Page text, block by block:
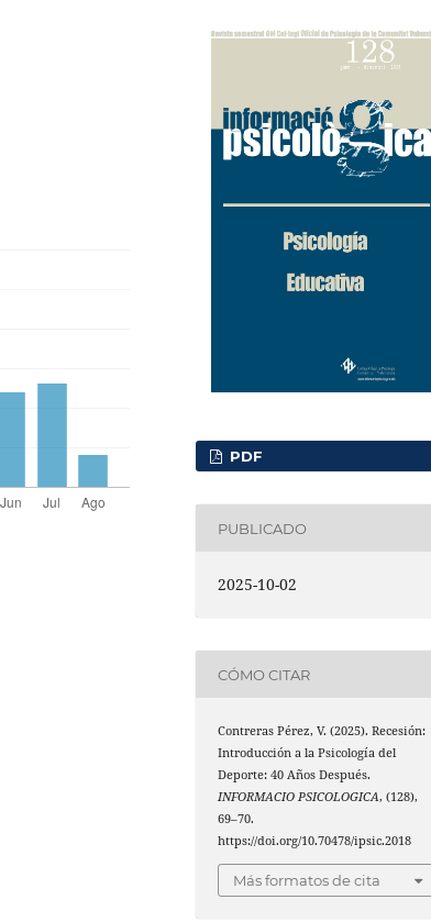
PDF
PUBLICADO
2025-10-02
CÓMO CITAR
Contreras Pérez, V. (2025). Recesión:
Introducción a la Psicología del
Deporte: 40 Años Después.
INFORMACIO PSICOLOGICA, (128),
69–70.
https://doi.org/10.70478/ipsic.2018
Más formatos de cita